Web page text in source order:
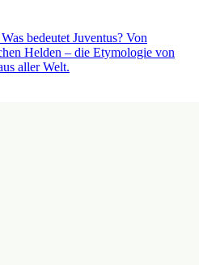
bedeutet Juventus? Von
Helden – die Etymologie von
aller Welt.